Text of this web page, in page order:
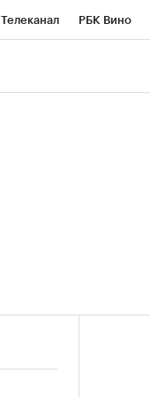
Телеканал РБК Вино